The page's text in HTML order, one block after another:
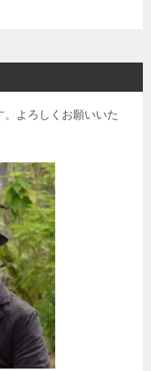
よろしくお願いいた